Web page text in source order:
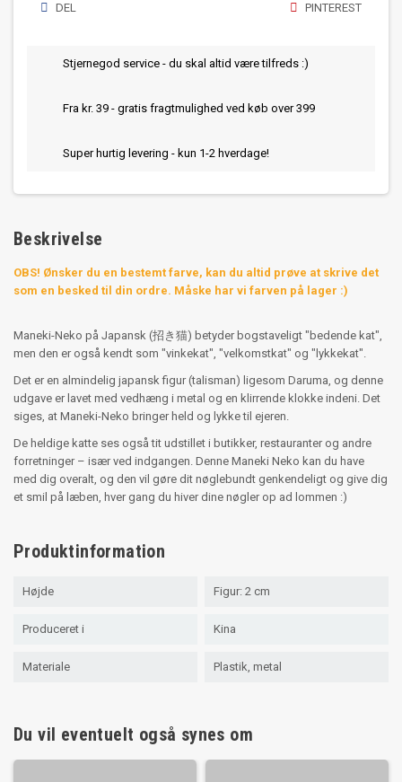
DEL PINTEREST
Stjernegod service - du skal altid være tilfreds :)
Fra kr. 39 - gratis fragtmulighed ved køb over 399
Super hurtig levering - kun 1-2 hverdage!
Beskrivelse
OBS! Ønsker du en bestemt farve, kan du altid prøve at skrive det
som en besked til din ordre. Måske har vi farven på lager :)
Maneki-Neko på Japansk (招き猫) betyder bogstaveligt "bedende kat",
men den er også kendt som "vinkekat", "velkomstkat" og "lykkekat".
Det er en almindelig japansk figur (talisman) ligesom Daruma, og denne
udgave er lavet med vedhæng i metal og en klirrende klokke indeni. Det
siges, at Maneki-Neko bringer held og lykke til ejeren.
De heldige katte ses også tit udstillet i butikker, restauranter og andre
forretninger – især ved indgangen. Denne Maneki Neko kan du have
med dig overalt, og den vil gøre dit nøglebundt genkendeligt og give dig
et smil på læben, hver gang du hiver dine nøgler op ad lommen :)
Produktinformation
Højde Figur: 2 cm
Produceret i Kina
Materiale Plastik, metal
Du vil eventuelt også synes om